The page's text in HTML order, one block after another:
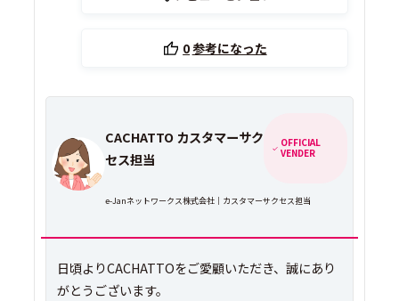
0参考になった
CACHATTO カスタマーサク
セス担当
OFFICIAL
VENDER
e-Janネットワークス株式会社｜カスタマーサクセス担当
日頃よりCACHATTOをご愛顧いただき、誠にあり
がとうございます。